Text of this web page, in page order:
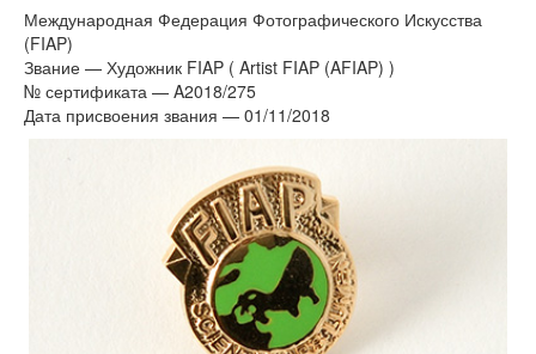
Международная Федерация Фотографического Искусства
(FIAP)
Звание — Художник FIAP ( Artist FIAP (AFIAP) )
№ сертификата — A2018/275
Дата присвоения звания — 01/11/2018